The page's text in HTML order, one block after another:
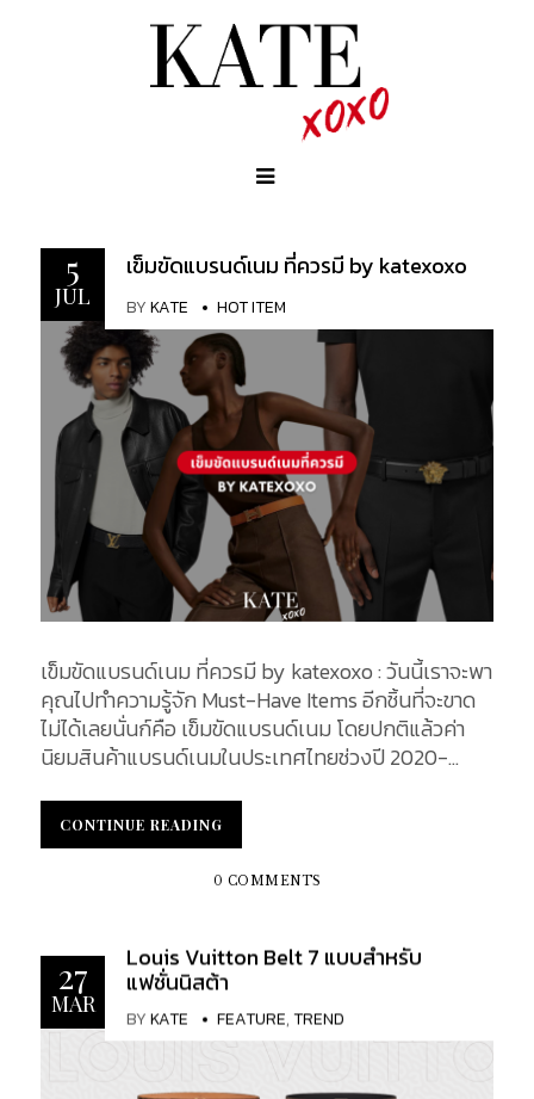
5
JUL
เข็มขัดแบรนด์เนม ที่ควรมี by katexoxo
BYKATE HOT ITEM
เข็มขัดแบรนด์เนม ที่ควรมี by katexoxo : วันนี้เราจะพา
คุณไปทำความรู้จัก Must-Have Items อีกชิ้นที่จะขาด
ไม่ได้เลยนั่นก์คือ เข็มขัดแบรนด์เนม โดยปกติแล้วค่า
นิยมสินค้าแบรนด์เนมในประเทศไทยช่วงปี 2020-
อาทิ การเพิ่มขึ้นของความนิยมสินค้าแบรนด์เนม : การ
บริโภคสินค้าแบรนด์เนมในประเทศไทยเพิ่มขึ้นอย่างต่อ
เนื่องในช่วงนี้ สืบเนื่องจากการเติบโตของชนชั้นกลาง
ของตลาดออนไลน์ : แน่นอนล่ะค่ะว่าเดี๋ยวนี้การซื้อออไลน์
มันง่ายไปหมด เช่นกันกับสินค้าแบรนด์เนมได้รับความ
นิยมมากขึ้นผ่านช่องทางออนไลน์ ผู้บริโภคมีการซื้อ
สินค้าผ่านแพลตฟอร์มอีคอมเมิร์ซมากขึ้น เนื่องจาก
CONTINUE READING
CONTINUE READING
0 COMMENTS
27
MAR
Louis Vuitton Belt 7 แบบสำหรับ
แฟชั่นนิสต้า
BYKATE FEATURE, TREND